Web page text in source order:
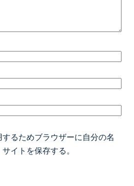
るためブラウザーに自分の名
イトを保存する。